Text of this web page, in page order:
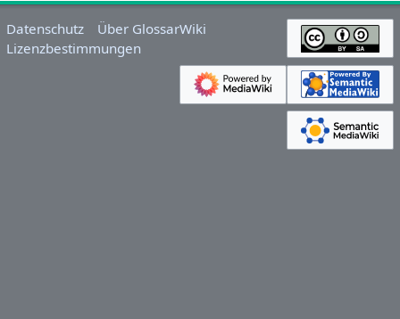
Datenschutz
Über GlossarWiki
Lizenzbestimmungen